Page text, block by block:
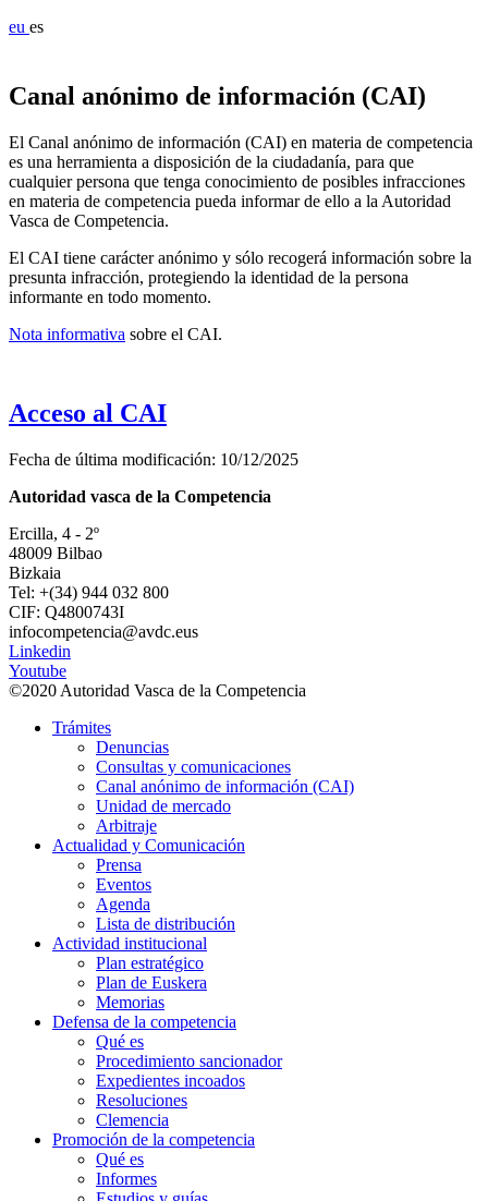
eu es
Canal anónimo de información (CAI)
El Canal anónimo de información (CAI) en materia de competencia
es una herramienta a disposición de la ciudadanía, para que
cualquier persona que tenga conocimiento de posibles infracciones
en materia de competencia pueda informar de ello a la Autoridad
Vasca de Competencia.
El CAI tiene carácter anónimo y sólo recogerá información sobre la
presunta infracción, protegiendo la identidad de la persona
informante en todo momento.
Nota informativa sobre el CAI.
Acceso al CAI
Fecha de última modificación: 10/12/2025
Autoridad vasca de la Competencia
Ercilla, 4 - 2º
48009 Bilbao
Bizkaia
Tel: +(34) 944 032 800
CIF: Q4800743I
infocompetencia@avdc.eus
Linkedin
Youtube
©2020 Autoridad Vasca de la Competencia
Trámites
Denuncias
Consultas y comunicaciones
Canal anónimo de información (CAI)
Unidad de mercado
Arbitraje
Actualidad y Comunicación
Prensa
Eventos
Agenda
Lista de distribución
Actividad institucional
Plan estratégico
Plan de Euskera
Memorias
Defensa de la competencia
Qué es
Procedimiento sancionador
Expedientes incoados
Resoluciones
Clemencia
Promoción de la competencia
Qué es
Informes